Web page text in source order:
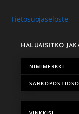
Tietosuojaseloste
HALUAISITKO